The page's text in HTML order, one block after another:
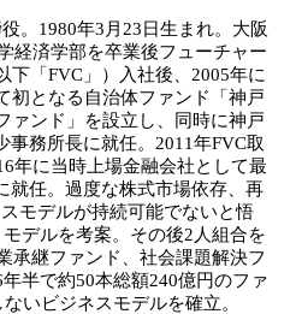
。1980年3月23日生まれ。大阪
経済学部を卒業後フューチャー
下「FVC」）入社後、2005年に
初となる自治体ファンド「神戸
ァンド」を設立し、同時に神戸
事務所長に就任。2011年FVC取
年に当時上場金融会社として最
就任。過度な株式市場依存、再
モデルが持続可能でないと悟
モデルを考案。その後2人組合を
承継ファンド、社会課題解決フ
半で約50本総額240億円のファ
いビジネスモデルを確立。